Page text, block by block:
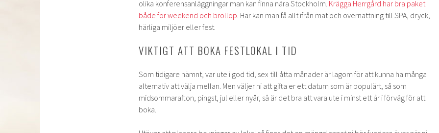
olika konferensanläggningar man kan finna nära Stockholm. Krägga Herrgård har bra paket
både för weekend och bröllop . Här kan man få allt ifrån mat och övernattning till SPA, dryck,
härliga miljöer eller fest.
VIKTIGT ATT BOKA FESTLOKAL I TID
Som tidigare nämnt, var ute i god tid, sex till åtta månader är lagom för att kunna ha många
alternativ att välja mellan. Men väljer ni att gifta er ett datum som är populärt, så som
midsommarafton, pingst, jul eller nyår, så är det bra att vara ute i minst ett år i förväg för att
boka.